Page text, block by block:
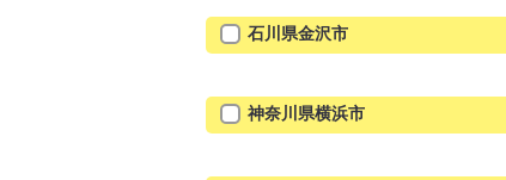
石川県金沢市
神奈川県横浜市